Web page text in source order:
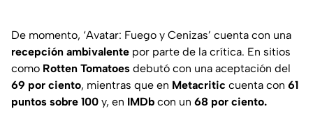
De momento, ‘Avatar: Fuego y Cenizas’ cuenta con una
recepción ambivalente por parte de la crítica. En sitios
como Rotten Tomatoes debutó con una aceptación del
69 por ciento, mientras que en Metacritic cuenta con 61
puntos sobre 100 y, en IMDb con un 68 por ciento.